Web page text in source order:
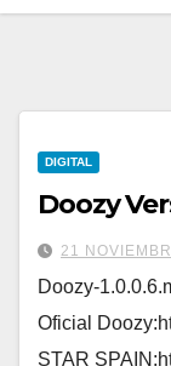
DIGITAL
Doozy
21
Doozy-
Oficial
STAR